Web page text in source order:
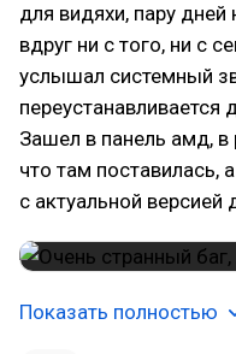
для видяхи, пару
вдруг ни с того, ни с
услышал системный
переустанавливается
Зашел в панель амд, в
что там поставилась,
с актуальной
Показать полностью